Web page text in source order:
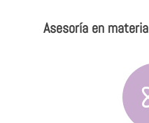
Asesoría en